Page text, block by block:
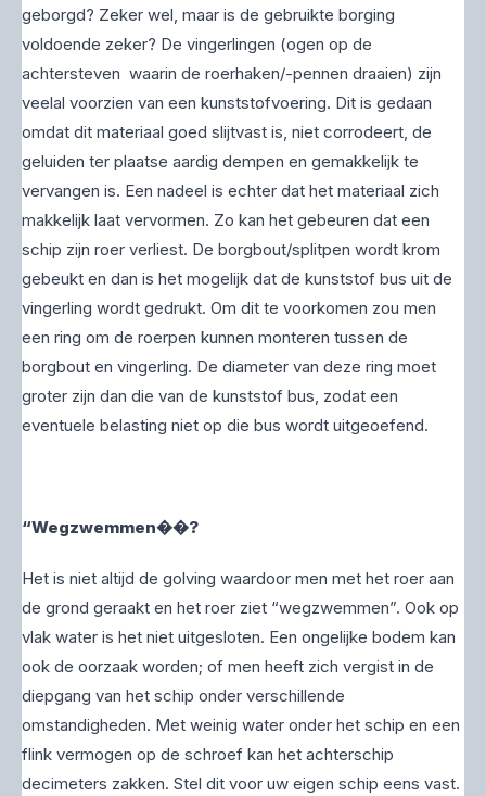
geborgd? Zeker wel, maar is de gebruikte borging
voldoende zeker? De vingerlingen (ogen op de
achtersteven waarin de roerhaken/-pennen draaien) zijn
veelal voorzien van een kunststofvoering. Dit is gedaan
omdat dit materiaal goed slijtvast is, niet corrodeert, de
geluiden ter plaatse aardig dempen en gemakkelijk te
vervangen is. Een nadeel is echter dat het materiaal zich
makkelijk laat vervormen. Zo kan het gebeuren dat een
schip zijn roer verliest. De borgbout/splitpen wordt krom
gebeukt en dan is het mogelijk dat de kunststof bus uit de
vingerling wordt gedrukt. Om dit te voorkomen zou men
een ring om de roerpen kunnen monteren tussen de
borgbout en vingerling. De diameter van deze ring moet
groter zijn dan die van de kunststof bus, zodat een
eventuele belasting niet op die bus wordt uitgeoefend.
“Wegzwemmen��?
Het is niet altijd de golving waardoor men met het roer aan
de grond geraakt en het roer ziet “wegzwemmen”. Ook op
vlak water is het niet uitgesloten. Een ongelijke bodem kan
ook de oorzaak worden; of men heeft zich vergist in de
diepgang van het schip onder verschillende
omstandigheden. Met weinig water onder het schip en een
flink vermogen op de schroef kan het achterschip
decimeters zakken. Stel dit voor uw eigen schip eens vast.